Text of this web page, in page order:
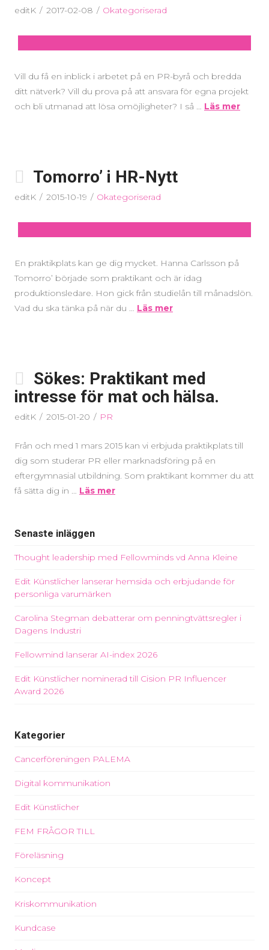
editK 2017-02-08 Okategoriserad
Vill du få en inblick i arbetet på en PR-byrå och bredda
ditt nätverk? Vill du prova på att ansvara för egna projekt
och bli utmanad att lösa omöjligheter? I så … Läs mer
Tomorro’ i HR-Nytt
editK 2015-10-19 Okategoriserad
En praktikplats kan ge dig mycket. Hanna Carlsson på
Tomorro’ började som praktikant och är idag
produktionsledare. Hon gick från studielån till månadslön.
Vad du ska tänka på när du … Läs mer
Sökes: Praktikant med
intresse för mat och hälsa.
editK 2015-01-20 PR
Från och med 1 mars 2015 kan vi erbjuda praktikplats till
dig som studerar PR eller marknadsföring på en
eftergymnasial utbildning. Som praktikant kommer du att
få sätta dig in … Läs mer
Senaste inläggen
Thought leadership med Fellowminds vd Anna Kleine
Edit Künstlicher lanserar hemsida och erbjudande för
personliga varumärken
Carolina Stegman debatterar om penningtvättsregler i
Dagens Industri
Fellowmind lanserar AI-index 2026
Edit Künstlicher nominerad till Cision PR Influencer
Award 2026
Kategorier
Cancerföreningen PALEMA
Digital kommunikation
Edit Künstlicher
FEM FRÅGOR TILL
Föreläsning
Koncept
Kriskommunikation
Kundcase